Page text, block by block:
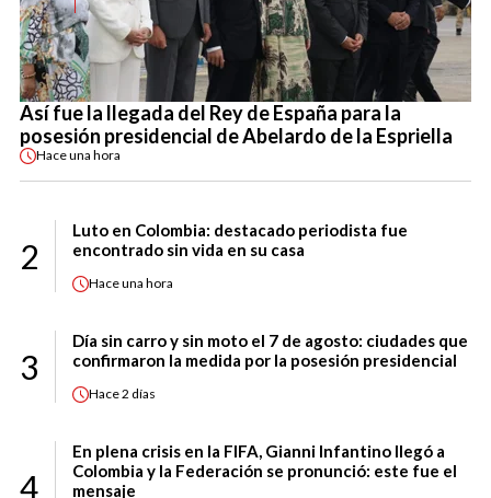
Así fue la llegada del Rey de España para la
posesión presidencial de Abelardo de la Espriella
Haceuna hora
2
Luto en Colombia: destacado periodista fue
encontrado sin vida en su casa
Haceuna hora
3
Día sin carro y sin moto el 7 de agosto: ciudades que
confirmaron la medida por la posesión presidencial
Hace2 días
4
En plena crisis en la FIFA, Gianni Infantino llegó a
Colombia y la Federación se pronunció: este fue el
mensaje